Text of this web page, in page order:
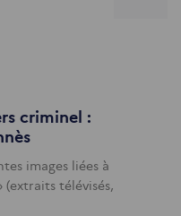
criminel :
images liées à
(extraits télévisés,